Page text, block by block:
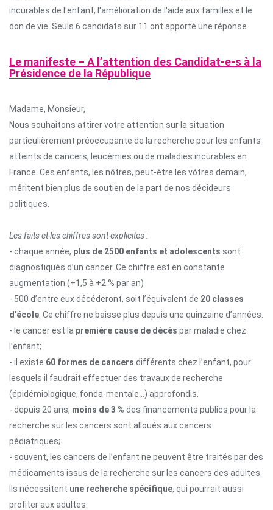
incurables de l'enfant, l'amélioration de l'aide aux familles et le
don de vie. Seuls 6 candidats sur 11 ont apporté une réponse.
Le manifeste – A l’attention des Candidat-e-s à la
Présidence de la République
Madame, Monsieur,
Nous souhaitons attirer votre attention sur la situation
particulièrement préoccupante de la recherche pour les enfants
atteints de cancers, leucémies ou de maladies incurables en
France. Ces enfants, les nôtres, peut-être les vôtres demain,
méritent bien plus de soutien de la part de nos décideurs
politiques.
Les faits et les chiffres sont explicites :
- chaque année, plus de 2500 enfants et adolescents sont
diagnostiqués d’un cancer. Ce chiffre est en constante
augmentation (+1,5 à +2 % par an)
- 500 d’entre eux décéderont, soit l’équivalent de 20 classes
d’école . Ce chiffre ne baisse plus depuis une quinzaine d’années.
- le cancer est la première cause de décès par maladie chez
l’enfant;
- il existe 60 formes de cancers différents chez l’enfant, pour
lesquels il faudrait effectuer des travaux de recherche
(épidémiologique, fonda-mentale…) approfondis.
- depuis 20 ans, moins de 3 % des financements publics pour la
recherche sur les cancers sont alloués aux cancers
pédiatriques;
- souvent, les cancers de l’enfant ne peuvent être traités par des
médicaments issus de la recherche sur les cancers des adultes.
Ils nécessitent une recherche spécifique, qui pourrait aussi
profiter aux adultes.